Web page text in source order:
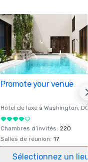
Promote your venue
Hôtel de luxe à Washington, DC
Chambres d’invités: 220
Salles de réunion: 17
Sélectionnez un lieu